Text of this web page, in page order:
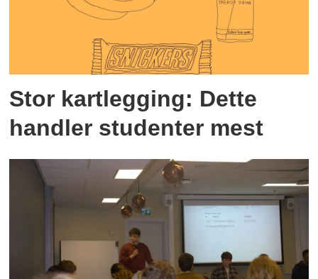
Stor kartlegging: Dette
handler studenter mest